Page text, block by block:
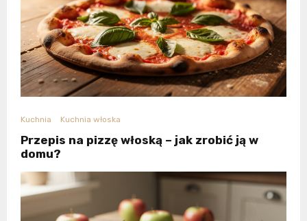
Kuchnia Kuchnia włoska
Przepis na pizzę włoską – jak zrobić ją w
domu?